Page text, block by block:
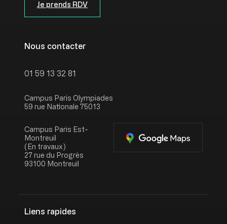
Je prends RDV
Nous contacter
01 59 13 32 81
Campus Paris Olympiades
59 rue Nationale 75013
Campus Paris Est-
Montreuil
(En travaux)
27 rue du Progrès
93100 Montreuil
Liens rapides